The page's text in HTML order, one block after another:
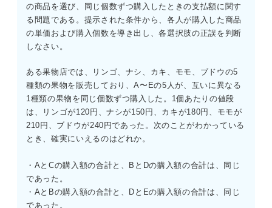
の商品を選び、同じ個数ずつ購入したときの支払額に関す
る問題である。提示された条件から、各人が購入した商品
の単価および購入個数を導き出し、各選択肢の正誤を判断
しなさい。
ある果物店では、リンゴ、ナシ、カキ、モモ、ブドウの5
種類の果物を販売しており、A〜Eの5人が、互いに異なる
1種類の果物を同じ個数ずつ購入した。1個あたりの値段
は、リンゴが120円、ナシが150円、カキが180円、モモが
210円、ブドウが240円であった。次のことがわかっている
とき、確実にいえるのはどれか。
・AとCの購入額の合計と、BとDの購入額の合計は、同じ
であった。
・AとBの購入額の合計と、DとEの購入額の合計は、同じ
であった。